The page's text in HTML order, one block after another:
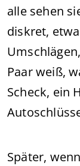
alle sehen
diskret,
Paar weiß,
Scheck, ein
Später,